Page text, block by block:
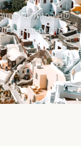
שם המיתולוגיה
מורשת עולמית